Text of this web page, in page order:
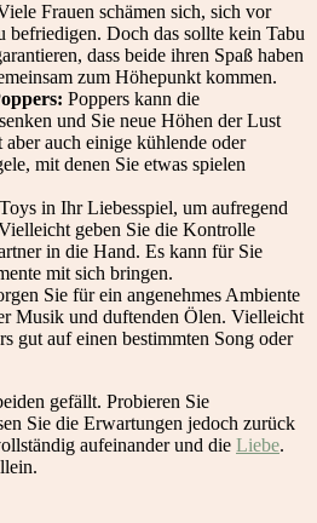
Frauen schämen sich, sich vor
befriedigen. Doch das sollte kein Tabu
dass beide ihren Spaß haben
zum Höhepunkt kommen.
Poppers kann die
und Sie neue Höhen der Lust
aber auch einige kühlende oder
mit denen Sie etwas spielen
in Ihr Liebesspiel, um aufregend
geben Sie die Kontrolle
in die Hand. Es kann für Sie
mit sich bringen.
Sie für ein angenehmes Ambiente
Musik und duftenden Ölen. Vielleicht
gut auf einen bestimmten Song oder
gefällt. Probieren Sie
Sie die Erwartungen jedoch zurück
aufeinander und die Liebe.